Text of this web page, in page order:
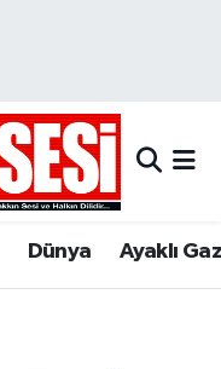
Dünya Ayaklı